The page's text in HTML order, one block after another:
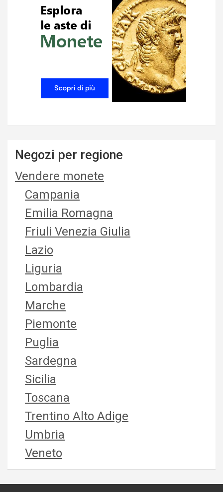
Negozi per regione
Vendere monete
Campania
Emilia Romagna
Friuli Venezia Giulia
Lazio
Liguria
Lombardia
Marche
Piemonte
Puglia
Sardegna
Sicilia
Toscana
Trentino Alto Adige
Umbria
Veneto